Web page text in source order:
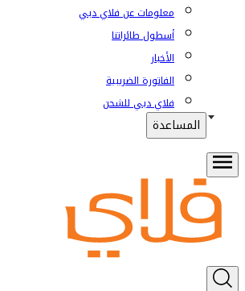
معلومات عن فلاي دبي
أسطول طائراتنا
الأخبار
الفاتورة الضريبية
فلاي دبي للشحن
المساعدة